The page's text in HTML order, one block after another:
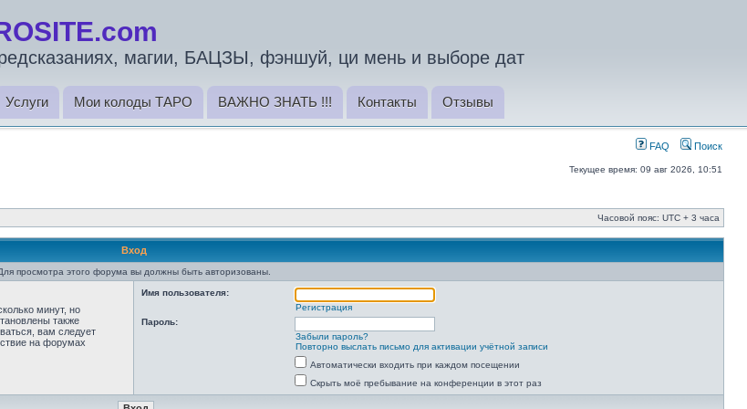
магии, БАЦЗЫ, фэншуй, ци мень и выборе дат
Услуги Мои колоды ТАРО ВАЖНО ЗНАТЬ !!! Контакты Отзывы
FAQ Поиск
Текущее время: 09 авг 2026, 10:51
Часовой пояс: UTC + 3 часа
Вход
просмотра этого форума вы должны быть авторизованы.
минут, но
также
вам следует
на форумах
Имя пользователя:
Регистрация
Пароль:
Забыли пароль?
Повторно выслать письмо для активации учётной записи
Автоматически входить при каждом посещении
Скрыть моё пребывание на конференции в этот раз